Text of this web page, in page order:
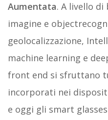
Aumentata. A livello di
imagine e object
geolocalizzazione,
machine learning e
front end si sfruttano
incorporati nei
e oggi gli smart